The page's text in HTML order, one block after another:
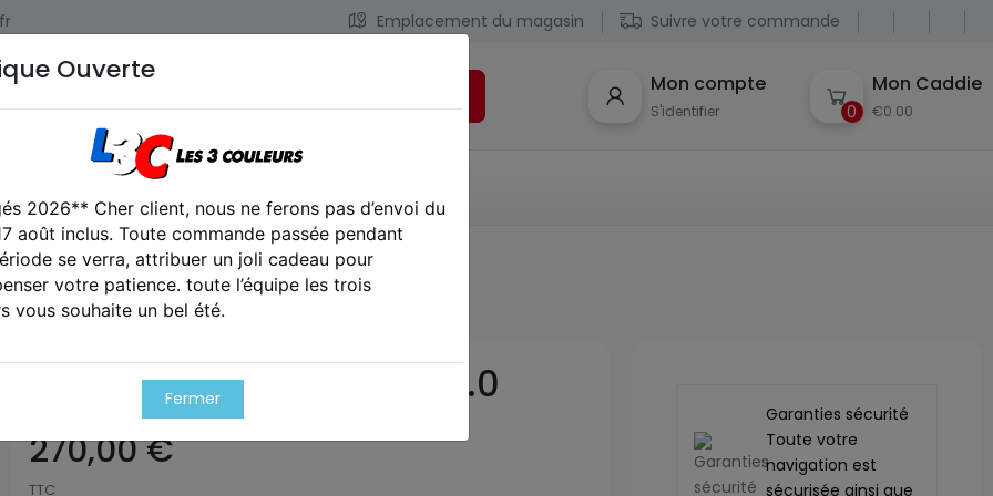
Emplacement du magasin Suivre votre commande
Mon compte
S'identifier 0
Mon Caddie
€0.00
dye i5 thermal 2.0
Masque dye i5 thermal 2.0
270,00 €
TTC
Garanties sécurité
Toute votre
navigation est
sécurisée ainsi que
Ouverte
2026** Cher client, nous ne ferons pas d’envoi du
août inclus. Toute commande passée pendant
se verra, attribuer un joli cadeau pour
votre patience. toute l’équipe les trois
vous souhaite un bel été.
Fermer